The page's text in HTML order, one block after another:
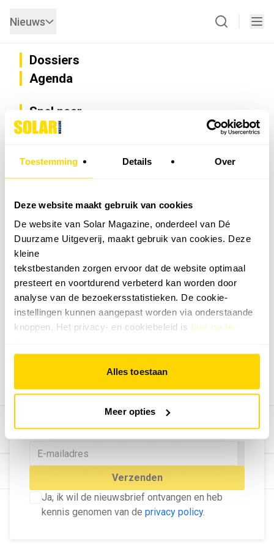
Toestemming Details Over
Deze website maakt gebruik van cookies
De website van Solar Magazine, onderdeel van Dé
Duurzame Uitgeverij, maakt gebruik van cookies. Deze
kleine
tekstbestanden zorgen ervoor dat de website optimaal
presteert en voortdurend verbeterd kan worden door
analyse van de bezoekersstatistieken. De cookie-
instellingen kunnen aangepast worden via onderstaande
knoppen. Het privacy- en cookiebeleid is hier na te
Alles toestaan
Meer opties
MELD U AAN VOOR ONZE
NIEUWSBRIEF
Blijf op de hoogte van het laatste nieuws!
Verzenden
Ja, ik wil de nieuwsbrief ontvangen en heb
kennis genomen van de privacy policy.
Nieuws
Dossiers
Agenda
Snel naar
Privacy
Nieuwsbrief
Vacatures
Installateurzoeker
Cookievoorkeuren wijzigen
English
Geef ons feedback
Vertel ons wat je van onze website vindt.
Tip de redactie
Bekijk hier de mogelijkheden.
© Dé Duurzame Uitgeverij